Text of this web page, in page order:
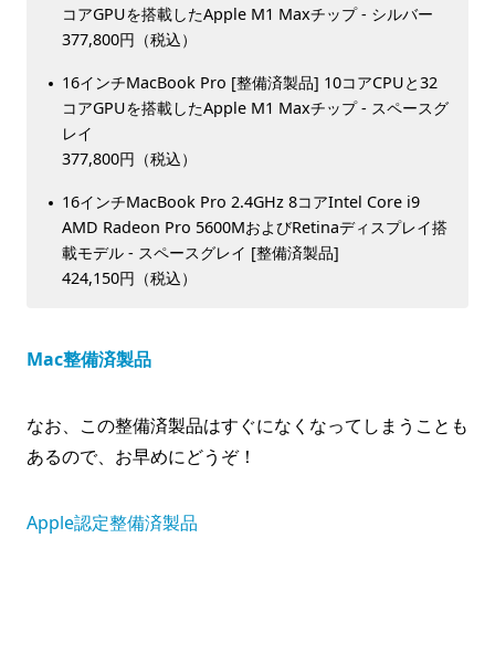
コアGPUを搭載したApple M1 Maxチップ - シルバー
377,800円（税込）
16インチMacBook Pro [整備済製品] 10コアCPUと32
コアGPUを搭載したApple M1 Maxチップ - スペースグ
レイ
377,800円（税込）
16インチMacBook Pro 2.4GHz 8コアIntel Core i9
AMD Radeon Pro 5600MおよびRetinaディスプレイ搭
載モデル - スペースグレイ [整備済製品]
424,150円（税込）
Mac整備済製品
なお、この整備済製品はすぐになくなってしまうことも
あるので、お早めにどうぞ！
Apple認定整備済製品